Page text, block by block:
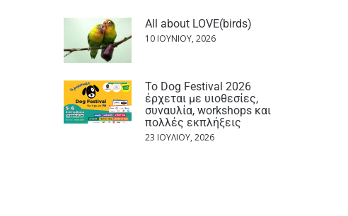
All about LOVE(birds)
10 ΙΟΥΝΊΟΥ, 2026
Το Dog Festival 2026
έρχεται με υιοθεσίες,
συναυλία, workshops και
πολλές εκπλήξεις
23 ΙΟΥΛΊΟΥ, 2026